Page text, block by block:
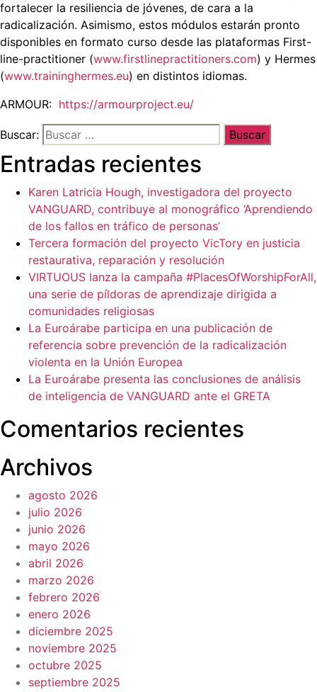
fortalecer la resiliencia de jóvenes, de cara a la
radicalización. Asimismo, estos módulos estarán pronto
disponibles en formato curso desde las plataformas First-
line-practitioner (www.firstlinepractitioners.com) y Hermes
(www.traininghermes.eu) en distintos idiomas.
ARMOUR: https://armourproject.eu/
Buscar:
Entradas recientes
Karen Latricia Hough, investigadora del proyecto
VANGUARD, contribuye al monográfico ‘Aprendiendo
de los fallos en tráfico de personas’
Tercera formación del proyecto VicTory en justicia
restaurativa, reparación y resolución
VIRTUOUS lanza la campaña #PlacesOfWorshipForAll,
una serie de píldoras de aprendizaje dirigida a
comunidades religiosas
La Euroárabe participa en una publicación de
referencia sobre prevención de la radicalización
violenta en la Unión Europea
La Euroárabe presenta las conclusiones de análisis
de inteligencia de VANGUARD ante el GRETA
Comentarios recientes
Archivos
agosto 2026
julio 2026
junio 2026
mayo 2026
abril 2026
marzo 2026
febrero 2026
enero 2026
diciembre 2025
noviembre 2025
octubre 2025
septiembre 2025